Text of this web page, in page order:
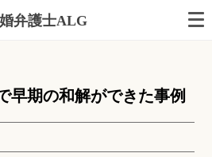
弁護士ALG
早期の和解ができた事例